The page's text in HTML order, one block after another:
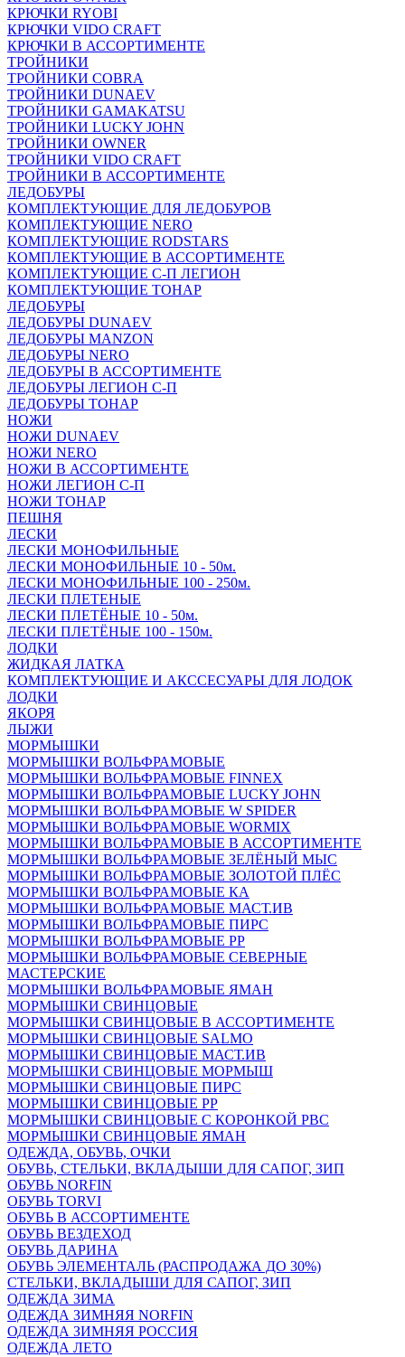
КРЮЧКИ RYOBI
КРЮЧКИ VIDO CRAFT
КРЮЧКИ В АССОРТИМЕНТЕ
ТРОЙНИКИ
ТРОЙНИКИ COBRA
ТРОЙНИКИ DUNAEV
ТРОЙНИКИ GAMAKATSU
ТРОЙНИКИ LUCKY JOHN
ТРОЙНИКИ OWNER
ТРОЙНИКИ VIDO CRAFT
ТРОЙНИКИ В АССОРТИМЕНТЕ
ЛЕДОБУРЫ
КОМПЛЕКТУЮЩИЕ ДЛЯ ЛЕДОБУРОВ
КОМПЛЕКТУЮЩИЕ NERO
КОМПЛЕКТУЮЩИЕ RODSTARS
КОМПЛЕКТУЮЩИЕ В АССОРТИМЕНТЕ
КОМПЛЕКТУЮЩИЕ С-П ЛЕГИОН
КОМПЛЕКТУЮЩИЕ ТОНАР
ЛЕДОБУРЫ
ЛЕДОБУРЫ DUNAEV
ЛЕДОБУРЫ MANZON
ЛЕДОБУРЫ NERO
ЛЕДОБУРЫ В АССОРТИМЕНТЕ
ЛЕДОБУРЫ ЛЕГИОН С-П
ЛЕДОБУРЫ ТОНАР
НОЖИ
НОЖИ DUNAEV
НОЖИ NERO
НОЖИ В АССОРТИМЕНТЕ
НОЖИ ЛЕГИОН С-П
НОЖИ ТОНАР
ПЕШНЯ
ЛЕСКИ
ЛЕСКИ МОНОФИЛЬНЫЕ
ЛЕСКИ МОНОФИЛЬНЫЕ 10 - 50м.
ЛЕСКИ МОНОФИЛЬНЫЕ 100 - 250м.
ЛЕСКИ ПЛЕТЕНЫЕ
ЛЕСКИ ПЛЕТЁНЫЕ 10 - 50м.
ЛЕСКИ ПЛЕТЁНЫЕ 100 - 150м.
ЛОДКИ
ЖИДКАЯ ЛАТКА
КОМПЛЕКТУЮЩИЕ И АКССЕСУАРЫ ДЛЯ ЛОДОК
ЛОДКИ
ЯКОРЯ
ЛЫЖИ
МОРМЫШКИ
МОРМЫШКИ ВОЛЬФРАМОВЫЕ
МОРМЫШКИ ВОЛЬФРАМОВЫЕ FINNEX
МОРМЫШКИ ВОЛЬФРАМОВЫЕ LUCKY JOHN
МОРМЫШКИ ВОЛЬФРАМОВЫЕ W SPIDER
МОРМЫШКИ ВОЛЬФРАМОВЫЕ WORMIX
МОРМЫШКИ ВОЛЬФРАМОВЫЕ В АССОРТИМЕНТЕ
МОРМЫШКИ ВОЛЬФРАМОВЫЕ ЗЕЛЁНЫЙ МЫС
МОРМЫШКИ ВОЛЬФРАМОВЫЕ ЗОЛОТОЙ ПЛЁС
МОРМЫШКИ ВОЛЬФРАМОВЫЕ КА
МОРМЫШКИ ВОЛЬФРАМОВЫЕ МАСТ.ИВ
МОРМЫШКИ ВОЛЬФРАМОВЫЕ ПИРС
МОРМЫШКИ ВОЛЬФРАМОВЫЕ РР
МОРМЫШКИ ВОЛЬФРАМОВЫЕ СЕВЕРНЫЕ
МАСТЕРСКИЕ
МОРМЫШКИ ВОЛЬФРАМОВЫЕ ЯМАН
МОРМЫШКИ СВИНЦОВЫЕ
МОРМЫШКИ СВИНЦОВЫЕ В АССОРТИМЕНТЕ
МОРМЫШКИ СВИНЦОВЫЕ SALMO
МОРМЫШКИ СВИНЦОВЫЕ МАСТ.ИВ
МОРМЫШКИ СВИНЦОВЫЕ МОРМЫШ
МОРМЫШКИ СВИНЦОВЫЕ ПИРС
МОРМЫШКИ СВИНЦОВЫЕ РР
МОРМЫШКИ СВИНЦОВЫЕ С КОРОНКОЙ РВС
МОРМЫШКИ СВИНЦОВЫЕ ЯМАН
ОДЕЖДА, ОБУВЬ, ОЧКИ
ОБУВЬ, СТЕЛЬКИ, ВКЛАДЫШИ ДЛЯ САПОГ, ЗИП
ОБУВЬ NORFIN
ОБУВЬ TORVI
ОБУВЬ В АССОРТИМЕНТЕ
ОБУВЬ ВЕЗДЕХОД
ОБУВЬ ДАРИНА
ОБУВЬ ЭЛЕМЕНТАЛЬ (РАСПРОДАЖА ДО 30%)
СТЕЛЬКИ, ВКЛАДЫШИ ДЛЯ САПОГ, ЗИП
ОДЕЖДА ЗИМА
ОДЕЖДА ЗИМНЯЯ NORFIN
ОДЕЖДА ЗИМНЯЯ РОССИЯ
ОДЕЖДА ЛЕТО